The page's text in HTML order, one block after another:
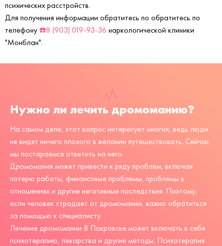
психических расстройств.
Для получения информации обратитесь по обратитесь по
телефону ☎️8 (903) 019-93-36 наркологической клиники
"Монблан".
Нужно ли лечить дромоманию?
На самом деле, этот вопрос интересует многих, ведь люди
не видят ничего плохого в желании путешествовать. Сейчас
мы постараемся ответить на него.
Дромомания может привести к ряду проблем, включая
потерю работы, финансовые проблемы, проблемы в
отношениях и другие негативные последствия. Поэтому,
если человек страдает от дромомании, важно обратиться
за помощью к специалисту.
Лечение дромомании В Покровске может включать в себя
психотерапию, лекарства и другие методы. Психотерапия